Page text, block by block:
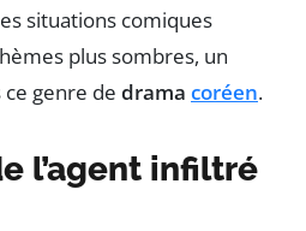
situations comiques
plus sombres, un
genre de drama coréen.
l’agent infiltré